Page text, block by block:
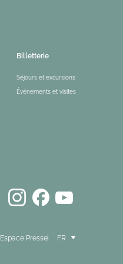
Billetterie
Séjours et excursions
Événements et visites
Espace Presse
FR